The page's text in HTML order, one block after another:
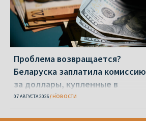
Проблема возвращается?
Беларуска заплатила комиссию
за доллары, купленные в
«Беларусбанке»
07 АВГУСТА 2026 НОВОСТИ